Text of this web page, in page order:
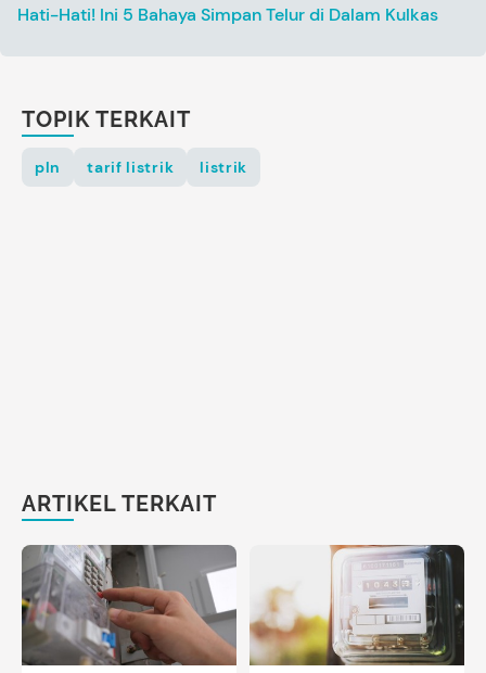
Hati-Hati! Ini 5 Bahaya Simpan Telur di Dalam Kulkas
TOPIK TERKAIT
pln tarif listrik listrik
ARTIKEL TERKAIT